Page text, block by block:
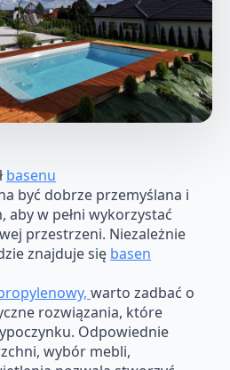
basenu
być dobrze przemyślana i
aby w pełni wykorzystać
przestrzeni. Niezależnie
znajduje się basen
warto zadbać o
rozwiązania, które
Odpowiednie
wybór mebli,